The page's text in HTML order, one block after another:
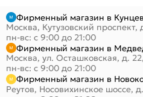
Фирменный магазин в
Москва, Кутузовский проспект,
пн-вс: с 9:00 до 21:00
Фирменный магазин в
Москва, ул. Осташковская, д.
пн-вс: с 9:00 до 21:00
Фирменный магазин в
Реутов, Носовихинское шоссе,